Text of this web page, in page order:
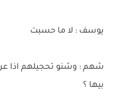
يوسف : لا ما حسبت
شهم : وشنو تحجيلهم اذا
بيها ؟